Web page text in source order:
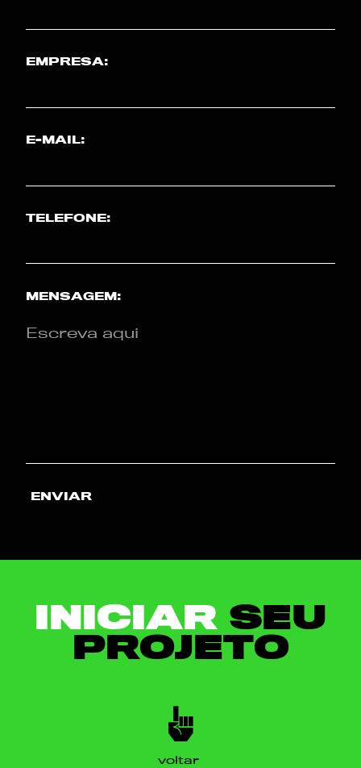
EMPRESA:
E-MAIL:
TELEFONE:
MENSAGEM:
ENVIAR
INICIAR SEU
PROJETO
voltar